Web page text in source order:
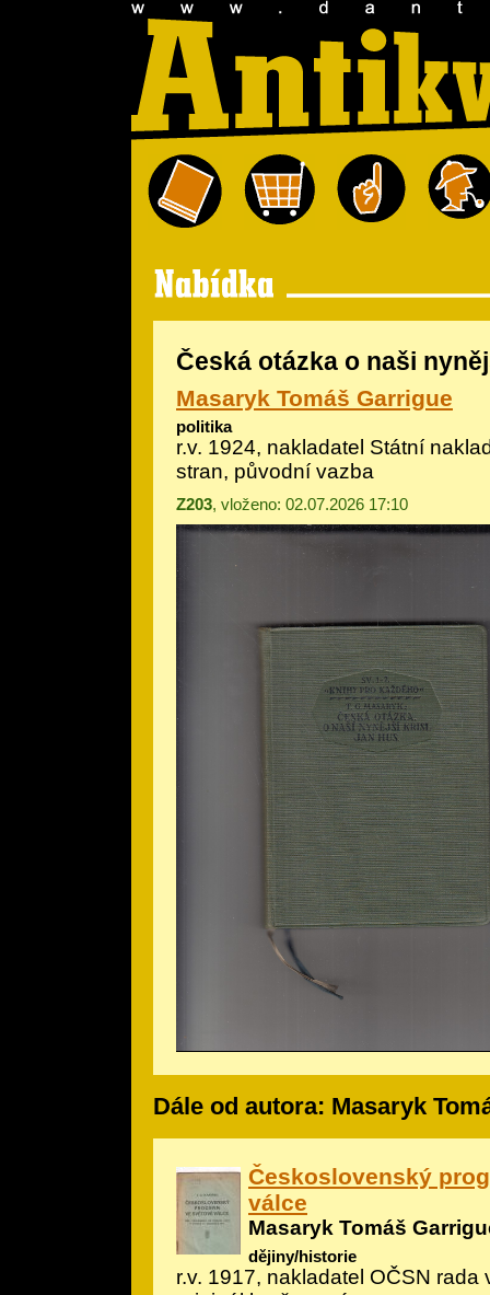
Česká otázka o naši
Masaryk Tomáš Garrigue
politika
r.v. 1924, nakladatel Státní
stran, původní vazba
Z203, vloženo: 02.07.2026 17:10
Dále od autora: Masaryk
Československý
válce
Masaryk Tomáš
dějiny/historie
r.v. 1917, nakladatel OČSN rada